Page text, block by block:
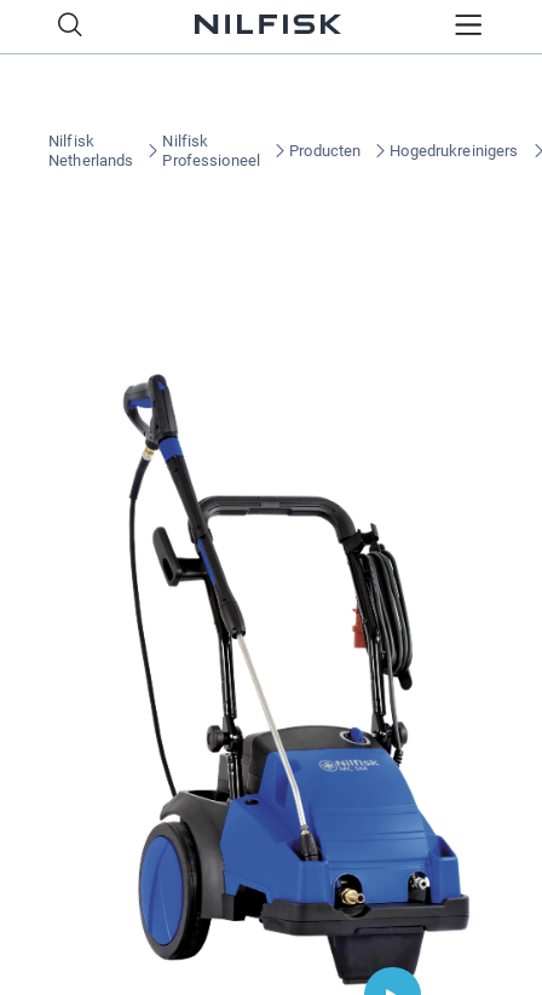
Nilfisk
Netherlands
Nilfisk
Professioneel
Producten Hogedrukreinigers